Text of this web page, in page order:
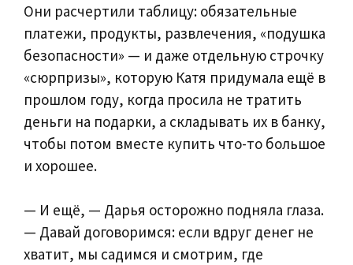
Они расчертили таблицу: обязательные
платежи, продукты, развлечения, «подушка
безопасности» — и даже отдельную строчку
«сюрпризы», которую Катя придумала ещё в
прошлом году, когда просила не тратить
деньги на подарки, а складывать их в банку,
чтобы потом вместе купить что-то большое
и хорошее.
— И ещё, — Дарья осторожно подняла глаза.
— Давай договоримся: если вдруг денег не
хватит, мы садимся и смотрим, где